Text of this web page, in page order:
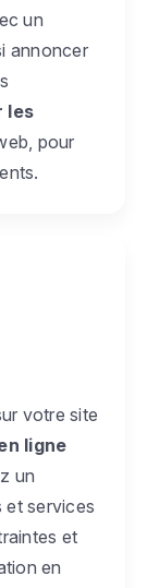
un
annoncer
les
pour
votre site
ligne
un
et services
et
en